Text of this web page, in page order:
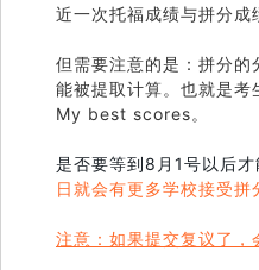
近一次托福成绩与拼分
但需要注意的是：拼分
能被提取计算。也就是
My best scores。
是否要等到8月1号以后
日就会有更多学校接受拼
注意： 如果提交复议了